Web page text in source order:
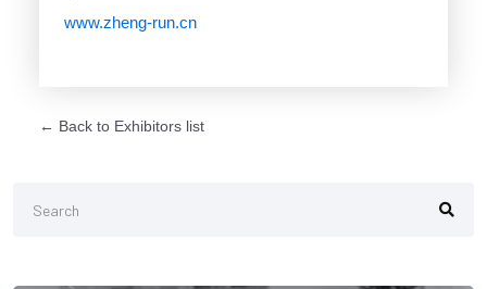
www.zheng-run.cn
← Back to Exhibitors list